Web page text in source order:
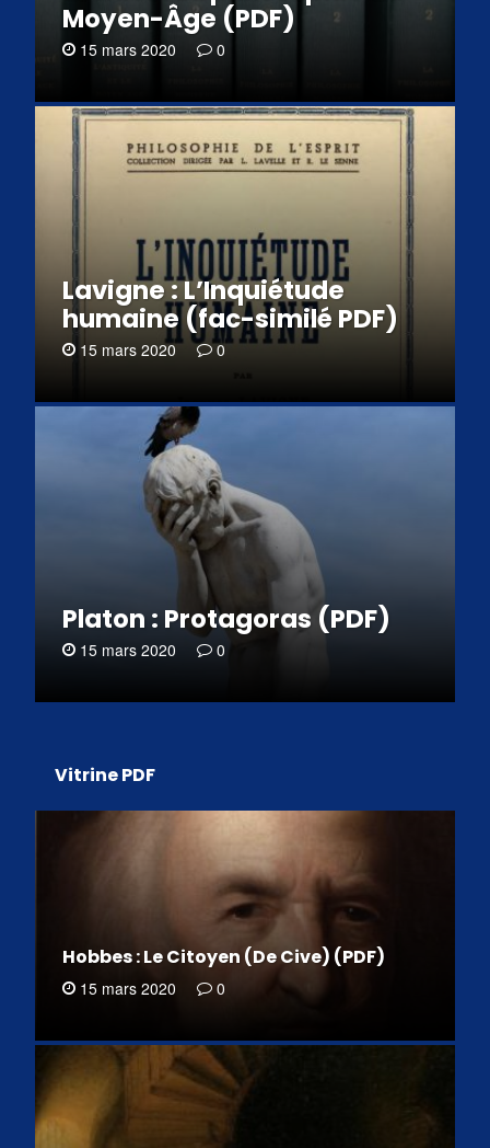
Moyen-Âge (PDF)
15 mars 2020 0
Lavigne : L’Inquiétude
humaine (fac-similé PDF)
15 mars 2020 0
Platon : Protagoras (PDF)
15 mars 2020 0
Vitrine PDF
Hobbes : Le Citoyen (De Cive) (PDF)
15 mars 2020 0